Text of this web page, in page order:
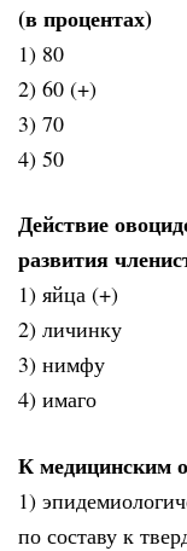
(в процентах)
1) 80
2) 60 (+)
3) 70
4) 50
Действие
развития
1) яйца (+)
2) личинку
3) нимфу
4) имаго
К медицинским
1)
по составу к